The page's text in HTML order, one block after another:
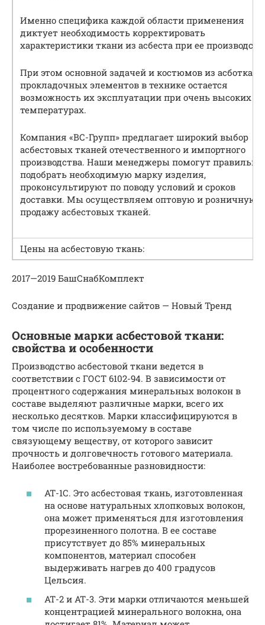
Именно специфика каждой области применения
диктует необходимость корректировать
характеристики ткани из асбеста при ее
При этом основной задачей и костюмов из
прокладочных элементов в технике остается
возможность их эксплуатации при очень высоких
температурах.
Компания «ВС-Групп» предлагает широкий выбор
асбестовых тканей отечественного и импортного
производства. Наши менеджеры помогут правильно
подобрать необходимую марку изделия,
проконсультируют по поводу условий и сроков
доставки. Мы осуществляем оптовую и розничную
продажу асбестовых тканей.
Цены на асбестовую ткань:
2017—2019 БашСнабКомплект
Создание и продвижение сайтов — Новый Тренд
Основные марки асбестовой ткани:
свойства и особенности
Производство асбестовой ткани ведется в
соответствии с ГОСТ 6102-94. В зависимости от
процентного содержания минеральных волокон в
составе выделяют различные марки, всего их
несколько десятков. Марки классифицируются в
том числе по используемому в составе
связующему веществу, от которого зависит
прочность и долговечность готового материала.
Наиболее востребованные разновидности:
АТ-1С. Это асбестовая ткань, изготовленная
на основе натуральных хлопковых волокон,
она может применяться для изготовления
прорезиненного полотна. В ее составе
присутствует до 85% минеральных
компонентов, материал способен
выдерживать нагрев до 400 градусов
Цельсия.
АТ-2 и АТ-3. Эти марки отличаются меньшей
концентрацией минерального волокна, она